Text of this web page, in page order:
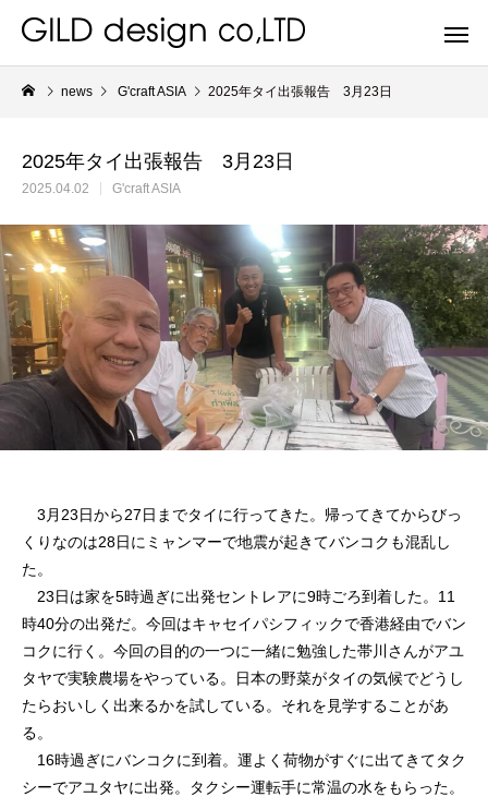
news G'craft ASIA 2025年タイ出張報告 3月23日
2025年タイ出張報告 3月23日
2025.04.02 G'craft ASIA
3月23日から27日までタイに行ってきた。帰ってきてからびっ
くりなのは28日にミャンマーで地震が起きてバンコクも混乱し
た。
23日は家を5時過ぎに出発セントレアに9時ごろ到着した。11
時40分の出発だ。今回はキャセイパシフィックで香港経由でバン
コクに行く。今回の目的の一つに一緒に勉強した帯川さんがアユ
タヤで実験農場をやっている。日本の野菜がタイの気候でどうし
たらおいしく出来るかを試している。それを見学することがあ
る。
16時過ぎにバンコクに到着。運よく荷物がすぐに出てきてタク
シーでアユタヤに出発。タクシー運転手に常温の水をもらった。